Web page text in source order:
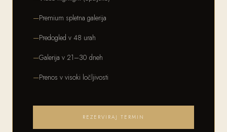
Premium spletna galerija
Predogled v 48 urah
Galerija v 21–30 dneh
Prenos v visoki ločljivosti
REZERVIRAJ TERMIN